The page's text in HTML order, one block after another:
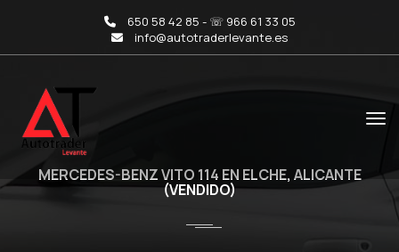
650 58 42 85 - ☏ 966 61 33 05
info@autotraderlevante.es
MERCEDES-BENZ VITO 114 EN ELCHE, ALICANTE
(VENDIDO)